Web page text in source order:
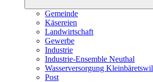
Gemeinde
Käsereien
Landwirtschaft
Gewerbe
Industrie
Industrie-Ensemble Neuthal
Wasserversorgung Kleinbäretswil
Post